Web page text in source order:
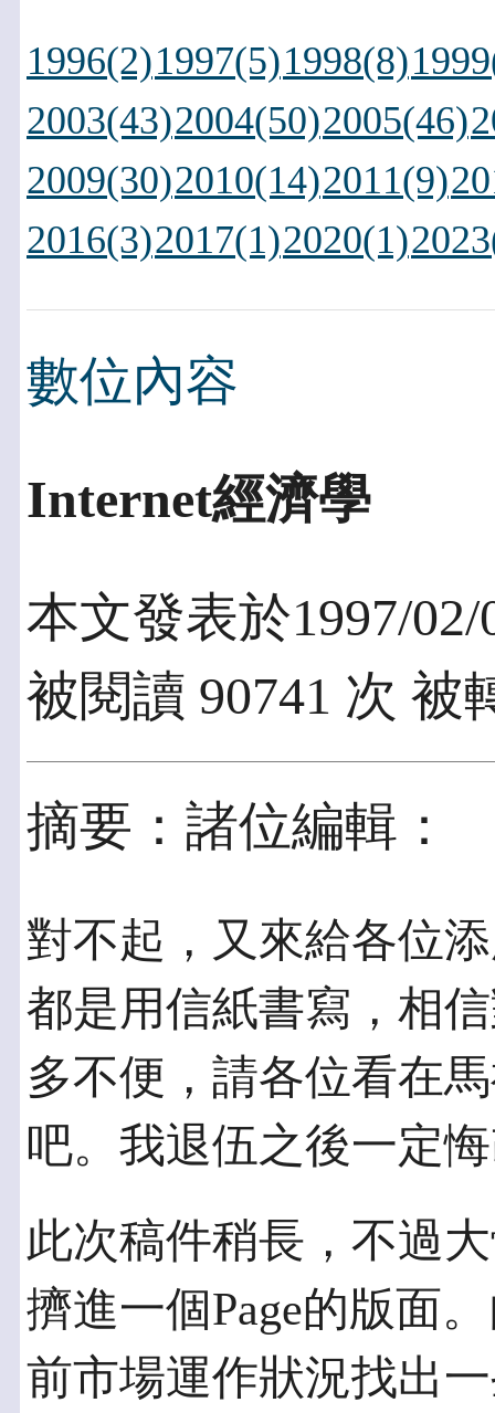
1996(2)1997(5)1998(8)
2003(43)2004(50)2005(46)
2009(30)2010(14)2011(9)
2016(3)2017(1)2020(1)
數位內容
Internet經濟學
本文發表於1997/02/
被閱讀 90741 次 被
摘要：諸位編輯：
對不起，又來給各位
都是用信紙書寫，相
多不便，請各位看在
吧。我退伍之後一定
此次稿件稍長，不過
擠進一個Page的版面
前市場運作狀況找出